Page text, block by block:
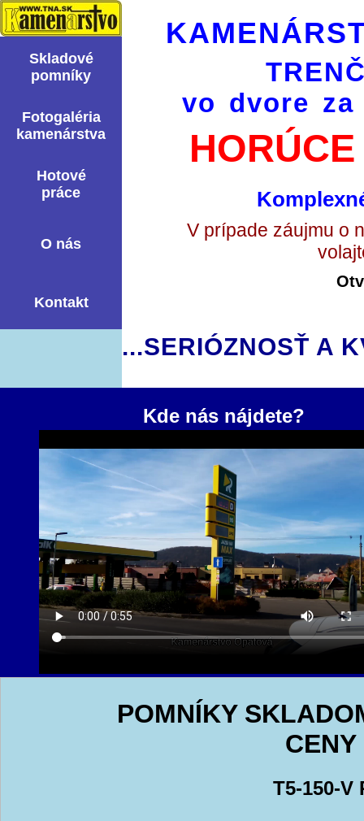
Skladové
pomní­ky
Fotogaléria
kamenárstva
Hotové
práce
O nás
Kontakt
vo dvore za
V prípade záujmu o
...SERIÓZNOSŤ A
Kde nás nájdete?
POMNÍKY
T5-150-V